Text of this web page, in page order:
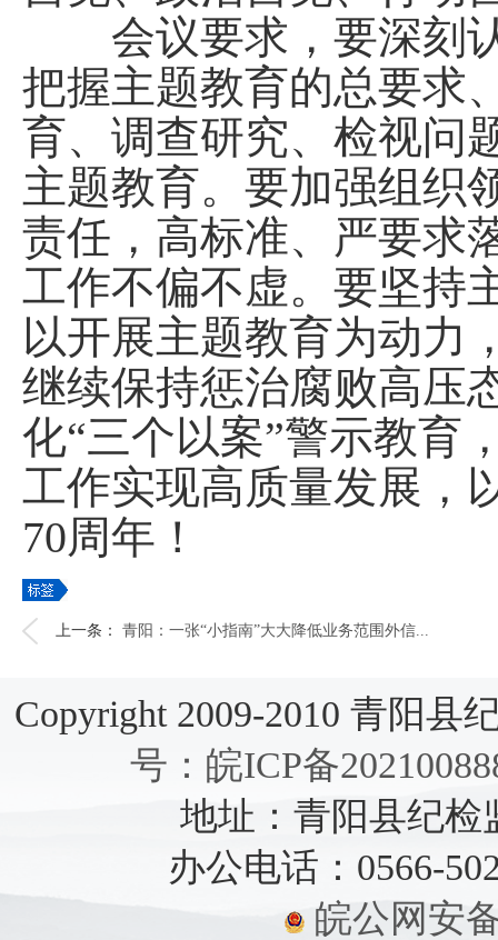
会议要求，要深刻认
把握主题教育的总要求
育、调查研究、检视问
主题教育。要加强组织
责任，高标准、严要求
工作不偏不虚。要坚持
以开展主题教育为动力
继续保持惩治腐败高压
化“三个以案”警示教育
工作实现高质量发展，
70周年！
上一条： 青阳：一张“小指南”大大降低业务范围外信...
Copyright 2009-2010 青阳县
号：皖ICP备
地址：青阳县纪检
办公电话：0566-
皖公网安